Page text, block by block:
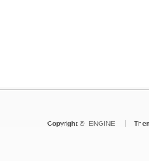
Copyright ©ENGINE